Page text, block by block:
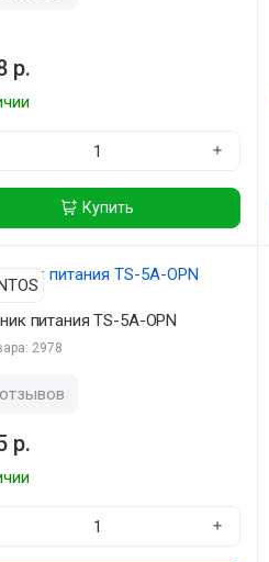
р.
+
Купить
питания TS-5A-OPN
2978
р.
+